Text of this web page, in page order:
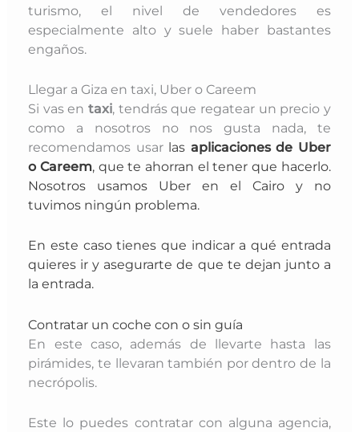
turismo, el nivel de vendedores es
especialmente alto y suele haber bastantes
engaños.
Llegar a Giza en taxi, Uber o Careem
Si vas en taxi, tendrás que regatear un precio y
como a nosotros no nos gusta nada, te
recomendamos usar las aplicaciones de Uber
o Careem, que te ahorran el tener que hacerlo.
Nosotros usamos Uber en el Cairo y no
tuvimos ningún problema.
En este caso tienes que indicar a qué entrada
quieres ir y asegurarte de que te dejan junto a
la entrada.
Contratar un coche con o sin guía
En este caso, además de llevarte hasta las
pirámides, te llevaran también por dentro de la
necrópolis.
Este lo puedes contratar con alguna agencia,